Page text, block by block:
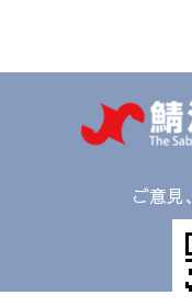
ご意見